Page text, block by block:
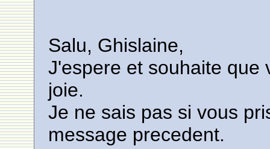
Salu, Ghislaine,
J'espere et souhaite que
joie.
Je ne sais pas si vous
message precedent.